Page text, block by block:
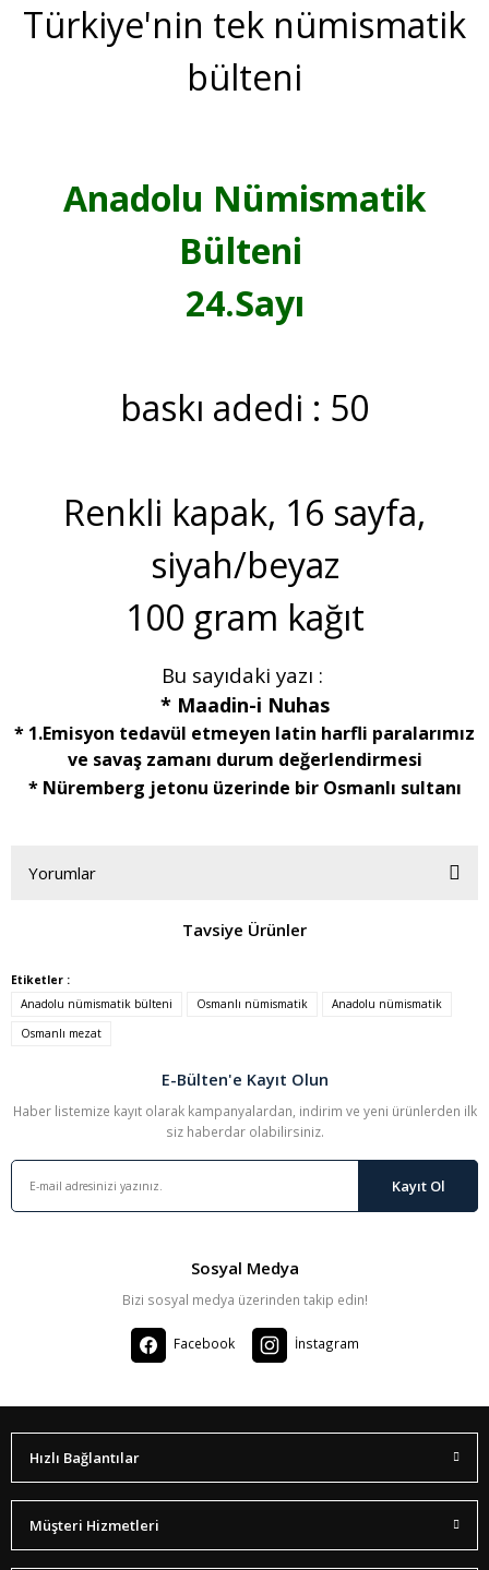
Türkiye'nin tek nümismatik
bülteni
Anadolu Nümismatik
Bülteni
24.Sayı
baskı adedi : 50
Renkli kapak, 16 sayfa,
siyah/beyaz
100 gram kağıt
Bu sayıdaki yazı :
* Maadin-i Nuhas
* 1.Emisyon tedavül etmeyen latin harfli paralarımız
ve savaş zamanı durum değerlendirmesi
* Nüremberg jetonu üzerinde bir Osmanlı sultanı
Yorumlar
Tavsiye Ürünler
Anadolu Nümismatik Bülteni #21
Etiketler :
Anadolu nümismatik bülteni
Osmanlı nümismatik
Anadolu nümismatik
Osmanlı mezat
E-Bülten'e Kayıt Olun
Haber listemize kayıt olarak kampanyalardan, indirim ve yeni ürünlerden ilk
siz haberdar olabilirsiniz.
Kayıt Ol
Sosyal Medya
Bizi sosyal medya üzerinden takip edin!
Facebook İnstagram
Hızlı Bağlantılar
Müşteri Hizmetleri